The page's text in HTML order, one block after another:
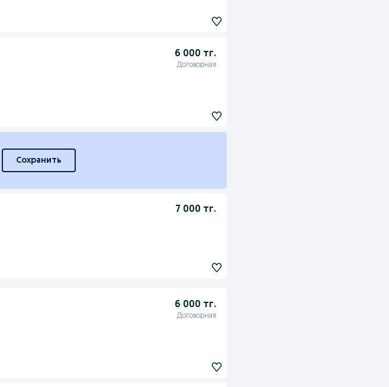
6 000 тг.
Договорная
Сохранить
7 000 тг.
6 000 тг.
Договорная